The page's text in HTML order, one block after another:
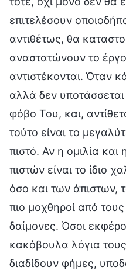
επιτελέσουν
αντιθέτως, θα
αναστατώνουν το
αντιστέκονται. Όταν
αλλά δεν υποτάσσεται
φόβο Του, και,
τούτο είναι το
πιστό. Αν η ομιλία
πιστών είναι το ίδιο
όσο και των άπιστων,
πιο μοχθηροί από τους
δαίμονες. Όσοι
κακόβουλα λόγια
διαδίδουν φήμες,